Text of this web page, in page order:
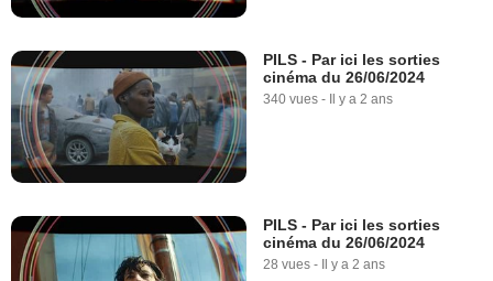
PILS - Par ici les sorties
cinéma du 26/06/2024
340 vues - Il y a 2 ans
PILS - Par ici les sorties
cinéma du 26/06/2024
28 vues - Il y a 2 ans